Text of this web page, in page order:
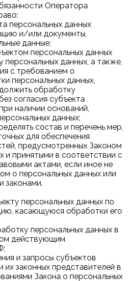
Оператора
персональных данных
и/или документы,
данные;
персональных данных
персональных данных, а также,
с требованием о
персональных данных,
обработку
согласия субъекта
наличии оснований,
данных;
состав и перечень мер,
для обеспечения
предусмотренных Законом
и принятыми в соответствии с
актами, если иное не
о персональных данных или
законами.
персональных данных по
касающуюся обработки его
персональных данных в
действующим
и запросы субъектов
их законных представителей в
Закона о персональных